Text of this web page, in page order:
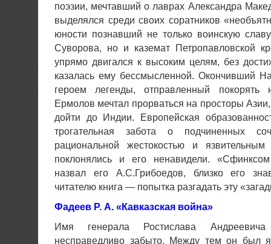
поэзии, мечтавший о лаврах Александра
выделялся среди своих соратников
юности познавший не только воинскую
Суворова, но и каземат Петропавловской
упрямо двигался к высоким целям, без
казалась ему бессмысленной. Окончивший
героем легенды, отправленный покорять
Ермолов мечтал прорваться на просторы
дойти до Индии. Европейская
трогательная забота о подчиненных
рациональной жестокостью и
поклонялись и его ненавидели.
назвал его А.С.Грибоедов, близко его
читателю книга — попытка разгадать эту
Фадеев Р. А. «Кавказская война»
Имя генерала Ростислава
несправедливо забыто. Между тем он был